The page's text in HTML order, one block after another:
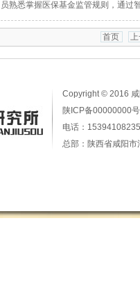
员熟悉掌握医保基金监管规则，通
首页
Copyright © 2016
陕ICP备00000000号
电话：
总部：陕西省咸阳